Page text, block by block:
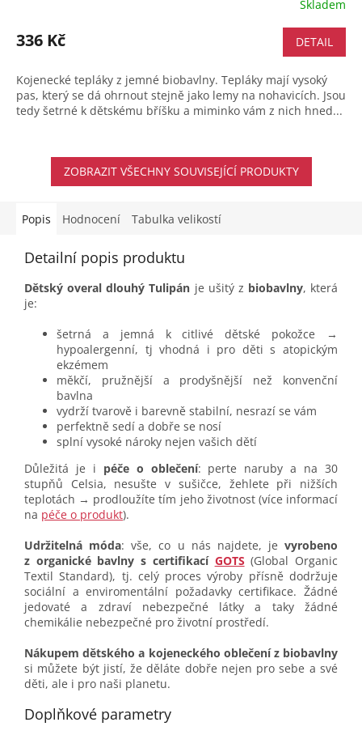
Skladem
336 Kč DETAIL
Kojenecké tepláky z jemné biobavlny. Tepláky mají vysoký
pas, který se dá ohrnout stejně jako lemy na nohavicích. Jsou
tedy šetrné k dětskému bříšku a miminko vám z nich hned...
ZOBRAZIT VŠECHNY SOUVISEJÍCÍ PRODUKTY
Popis Hodnocení Tabulka velikostí
Detailní popis produktu
Dětský overal dlouhý Tulipán je ušitý z biobavlny, která
je:
šetrná a jemná k citlivé dětské pokožce →
hypoalergenní, tj vhodná i pro děti s atopickým
ekzémem
měkčí, pružnější a prodyšnější než konvenční
bavlna
vydrží tvarově i barevně stabilní, nesrazí se vám
perfektně sedí a dobře se nosí
splní vysoké nároky nejen vašich dětí
Důležitá je i péče o oblečení: perte naruby a na 30
stupňů Celsia, nesušte v sušičce, žehlete při nižších
teplotách → prodloužíte tím jeho životnost (více informací
na péče o produkt).
Udržitelná móda: vše, co u nás najdete, je vyrobeno
z organické bavlny s certifikací GOTS (Global Organic
Textil Standard), tj. celý proces výroby přísně dodržuje
sociální a enviromentální požadavky certifikace. Žádné
jedovaté a zdraví nebezpečné látky a taky žádné
chemikálie nebezpečné pro životní prostředí.
Nákupem dětského a kojeneckého oblečení z biobavlny
si můžete být jistí, že děláte dobře nejen pro sebe a své
děti, ale i pro naši planetu.
Doplňkové parametry